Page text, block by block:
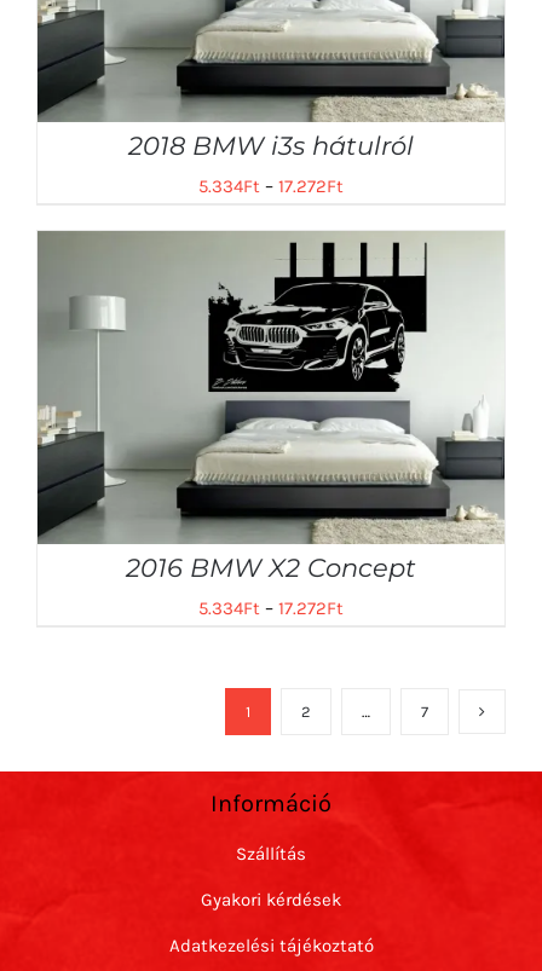
2018 BMW i3s hátulról
5.334Ft – 17.272Ft
2016 BMW X2 Concept
5.334Ft – 17.272Ft
1 2 … 7
Információ
Szállítás
Gyakori kérdések
Adatkezelési tájékoztató